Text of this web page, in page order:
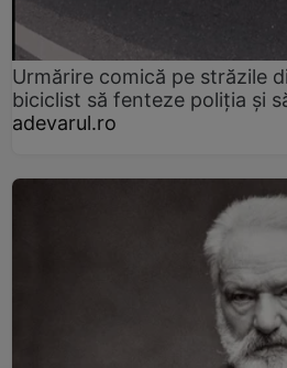
Urmărire comică pe străzile
biciclist să fenteze poliția și
adevarul.ro